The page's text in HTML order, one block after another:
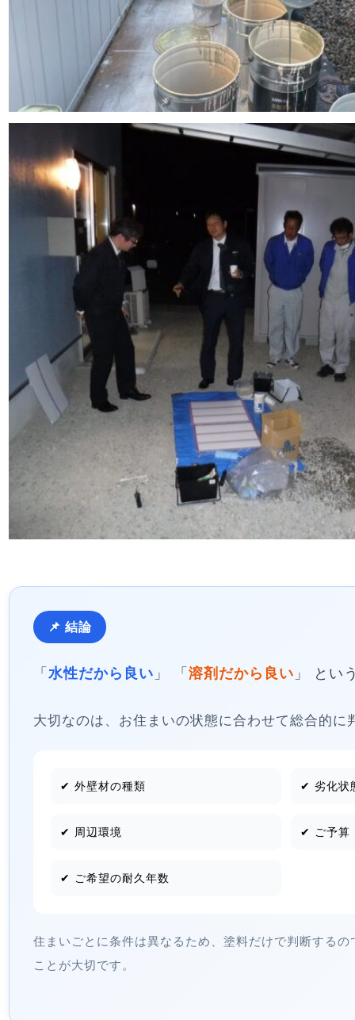
📌 結論
「 水性だから良い 」 「溶剤だから良い 」 とい
大切なのは、お住まいの状態に合わせて総合的に
✔ 外壁材の種類 ✔ 劣化状
✔ 周辺環境 ✔ ご予算
✔ ご希望の耐久年数
住まいごとに条件は異なるため、塗料だけで判断する
ことが大切です。